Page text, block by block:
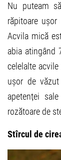
Nu puteam
răpitoare
Acvila mică
abia atingând
celelalte
ușor de
apetenței
rozătoare de
Stîrcul de